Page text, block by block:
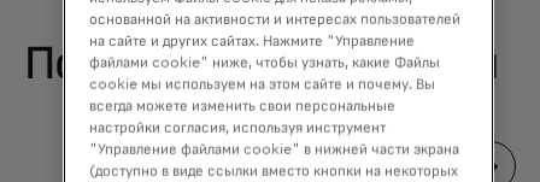
Полезная информация
основанной на активности и интересах пользователей
на сайте и других сайтах. Нажмите "Управление
файлами cookie" ниже, чтобы узнать, какие Файлы
cookie мы используем на этом сайте и почему. Вы
всегда можете изменить свои персональные
настройки согласия, используя инструмент
"Управление файлами cookie" в нижней части экрана
(доступно в виде ссылки вместо кнопки на некоторых